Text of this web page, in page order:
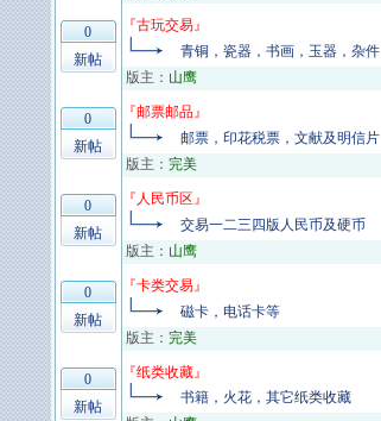
0
新帖
『古玩交易』
青铜，瓷器，书画，玉器，杂件
版主： 山鹰
0
新帖
『邮票邮品』
邮票，印花税票，文献及明信片
版主： 完美
0
新帖
『 人民币区』
交易一二三四版人民币及硬币
版主： 山鹰
0
新帖
『卡类交易』
磁卡，电话卡等
版主： 完美
0
新帖
『纸类收藏』
书籍，火花，其它纸类收藏